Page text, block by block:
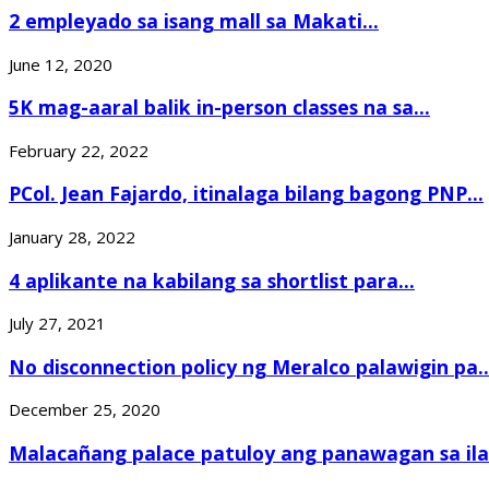
2 empleyado sa isang mall sa Makati...
June 12, 2020
5K mag-aaral balik in-person classes na sa...
February 22, 2022
PCol. Jean Fajardo, itinalaga bilang bagong PNP...
January 28, 2022
4 aplikante na kabilang sa shortlist para...
July 27, 2021
No disconnection policy ng Meralco palawigin
December 25, 2020
Malacañang palace patuloy ang panawagan sa